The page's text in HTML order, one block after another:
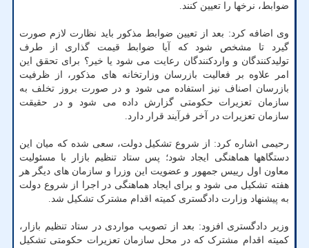
ضوابط، نرخها را تعیین کنند.
وی اضافه کرد: بعد از تعیین ضوابط مذکور باید نظارت لازم صورت
گیرد تا مشخص شود که آیا ضوابط قیمت گذاری از طرف
تولیدکنندگان و واردکنندگان رعایت می شود یا خیر؟ برای تحقق این
امر علاوه بر فعالیت بازرسان وزارتخانه های مذکور، از ظرفیت
بازرسان اصناف نیز استفاده می شود و در صورت بروز تخلف به
سازمان تعزیرات حکومتی گزارش داده می شود و در حقیقت
سازمان تعزیرات در آخر فرآیند قرار دارد.
رحیمی اشاره کرد: از شروع تشکیل دولت، سعی شده که میان این
دستگاهها هماهنگی ایجاد شود؛ پس ستاد تنظیم بازار با مسئولیت
معاون اول رییس جمهور و عضویت این وزرا و سازمان های دیگر هر
هفته تشکیل می شود و برای ایجاد هماهنگی در اجرا از شروع دولت
به پیشنهاد وزارت دادگستری کمیته اقدام مشترک تشکیل شد.
وزیر دادگستری افزود: بعد از تصویب مواردی در ستاد تنظیم بازار،
کمیته اقدام مشترک که در محل سازمان تعزیرات حکومتی تشکیل